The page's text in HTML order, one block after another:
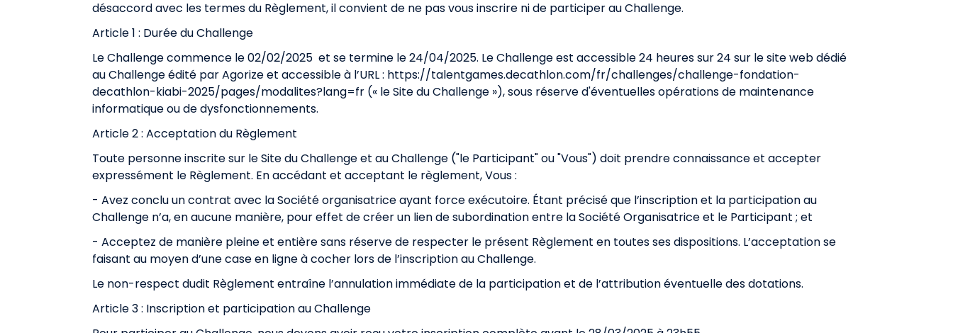
désaccord avec les termes du Règlement, il convient de ne pas vous inscrire ni de participer au Challenge.
Article 1 : Durée du Challenge
Le Challenge commence le02/02/2025 et se termine le24/04/2025. Le Challenge est accessible 24 heures sur 24 sur le site web dédié
au Challenge édité par Agorize et accessible à l’URL : https://talentgames.decathlon.com/fr/challenges/challenge-fondation-
decathlon-kiabi-2025/pages/modalites?lang=fr (« le Site du Challenge »), sous réserve d'éventuelles opérations de maintenance
informatique ou de dysfonctionnements.
Article 2 : Acceptation du Règlement
Toute personne inscrite sur le Site du Challenge et au Challenge ("le Participant" ou "Vous") doit prendre connaissance et accepter
expressément le Règlement. En accédant et acceptant le règlement, Vous :
- Avez conclu un contrat avec la Société organisatrice ayant force exécutoire. Étant précisé que l’inscription et la participation au
Challenge n’a, en aucune manière, pour effet de créer un lien de subordination entre la Société Organisatrice et le Participant ; et
- Acceptez de manière pleine et entière sans réserve de respecter le présent Règlement en toutes ses dispositions. L’acceptation se
faisant au moyen d’une case en ligne à cocher lors de l’inscription au Challenge.
Le non-respect dudit Règlement entraîne l’annulation immédiate de la participation et de l’attribution éventuelle des dotations.
Article 3 : Inscription et participation au Challenge